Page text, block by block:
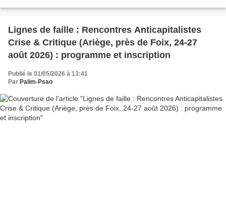
Lignes de faille : Rencontres Anticapitalistes
Crise & Critique (Ariège, près de Foix, 24-27
août 2026) : programme et inscription
Publié le 01/05/2026 à 13:41
Par Palim-Psao